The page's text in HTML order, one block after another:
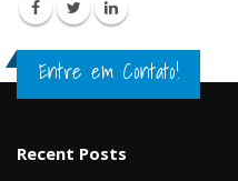
Entre em Contato!
Recent Posts